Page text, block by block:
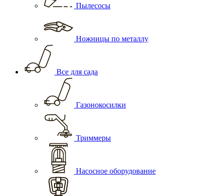
Пылесосы
Ножницы по металлу
Все для сада
Газонокосилки
Триммеры
Насосное оборудование